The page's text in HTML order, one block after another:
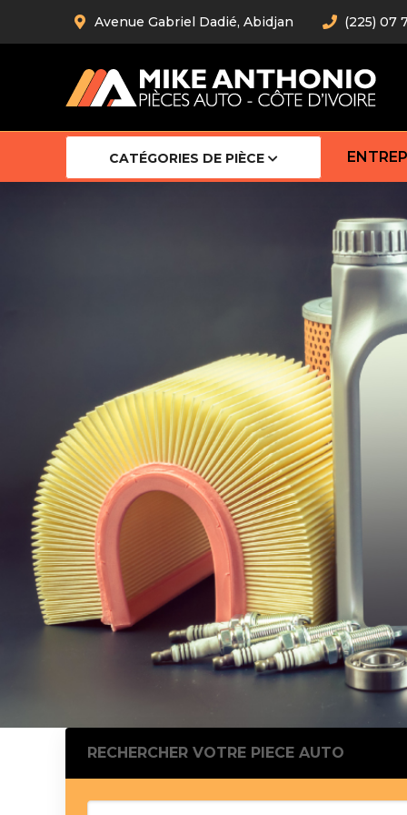
Avenue Gabriel Dadié, Abidjan (225) 07
CATÉGORIES DE PIÈCE
Barre
Barre
Robot
Bras
Cardan
Pistons
Feu
Bague
Bague
Calle
Chaine
RECHERCHER VOTRE PIECE AUTO